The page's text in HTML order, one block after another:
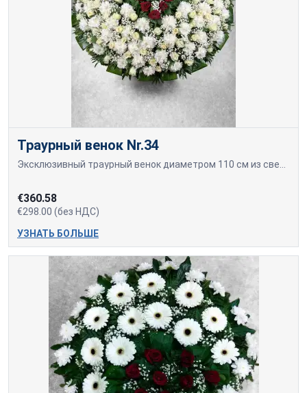
Траурный венок Nr.34
€360.58
€298.00 (без НДС)
УЗНАТЬ БОЛЬШЕ